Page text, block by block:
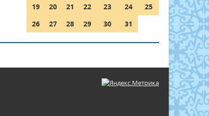
19
20 21 22 23 24
25
26
27 28 29 30 31